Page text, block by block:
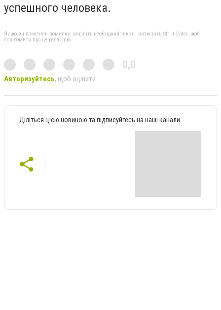
успешного человека.
Якщо ви помітили помилку, виділіть необхідний текст і натисніть Ctrl + Enter, щоб
повідомити про це редакцію
0,0
Авторизуйтесь, щоб оцінити
Діліться цією новиною та підписуйтесь на наші канали